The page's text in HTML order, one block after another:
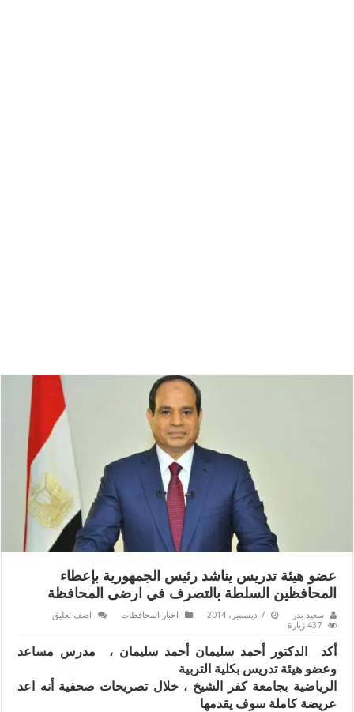
عضو هيئة تدريس يناشد رئيس الجمهورية بإعطاء
المحافظين السلطة بالتصرف في ارضى المحافظة
سعيد بدر 7 ديسمبر، 2014 اخبار المحافظات
اضف تعليق
437 زيارة
أكد الدكتور أحمد سليمان أحمد سليمان ، مدرس مساعد
وعضو هيئة تدريس بكلية التربية
الرياضية بجامعة كفر الشيخ ، خلال تصريحات صحفية أنه اعد
عريضة كاملة سوف يقدمها